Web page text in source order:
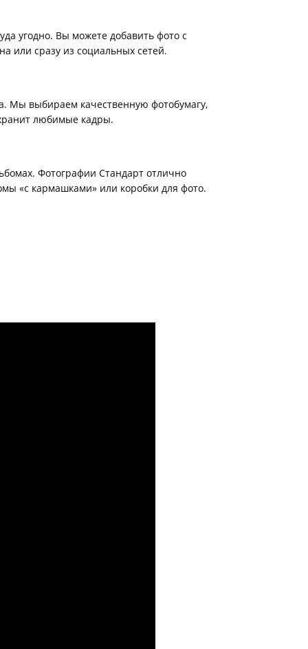
угодно. Вы можете добавить фото с
или сразу из социальных сетей.
Мы выбираем качественную фотобумагу,
любимые кадры.
Фотографии Стандарт отлично
«с кармашками» или коробки для фото.